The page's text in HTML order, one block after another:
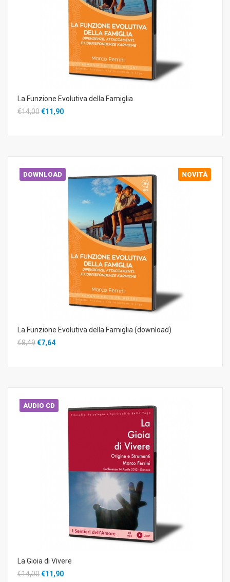
La Funzione Evolutiva della Famiglia
€14,00€11,90
DOWNLOAD NOVITÀ
La Funzione Evolutiva della Famiglia (download)
€8,49€7,64
AUDIO CD
La Gioia di Vivere
€14,00€11,90